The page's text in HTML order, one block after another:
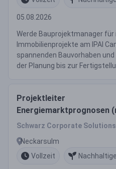
05.08.2026
Werde Bauprojektmanager für
Immobilienprojekte am IPAI
spannenden Bauvorhaben
der Planung bis zur
Projektleiter
Energiemarktprognosen
Schwarz Corporate Solutions
Neckarsulm
Vollzeit